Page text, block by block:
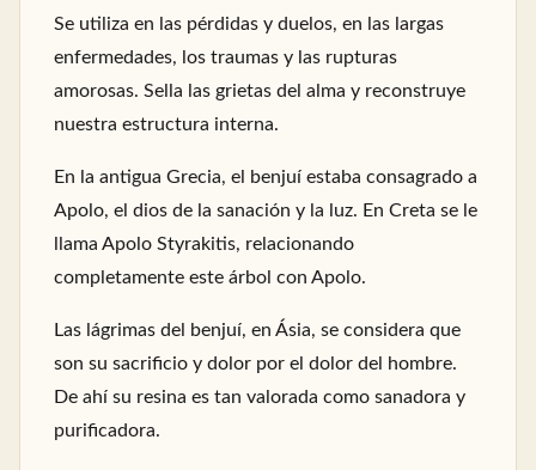
Se utiliza en las pérdidas y duelos, en las largas
enfermedades, los traumas y las rupturas
amorosas. Sella las grietas del alma y reconstruye
nuestra estructura interna.
En la antigua Grecia, el benjuí estaba consagrado a
Apolo, el dios de la sanación y la luz. En Creta se le
llama Apolo Styrakitis, relacionando
completamente este árbol con Apolo.
Las lágrimas del benjuí, en Ásia, se considera que
son su sacrificio y dolor por el dolor del hombre.
De ahí su resina es tan valorada como sanadora y
purificadora.